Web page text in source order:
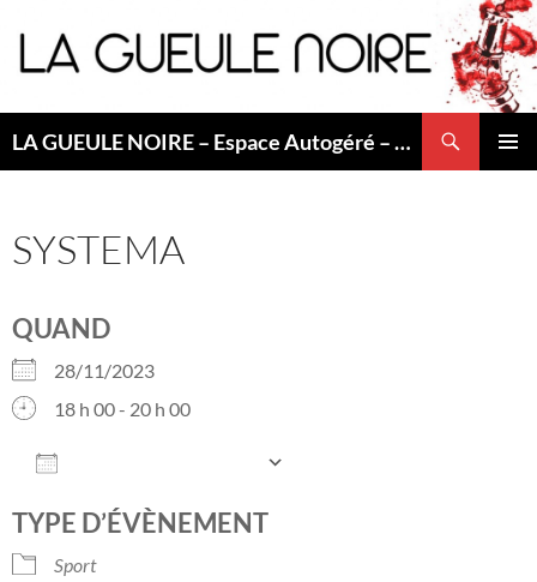
au
contenu
LA GUEULE NOIRE – Espace Autogéré – Saint Etienne
SYSTEMA
QUAND
28/11/2023
18 h 00 - 20 h 00
TYPE D’ÉVÈNEMENT
Sport